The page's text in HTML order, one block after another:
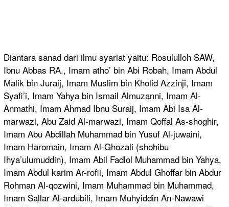
Diantara sanad dari ilmu syariat yaitu: Rosululloh SAW,
Ibnu Abbas RA., Imam atho’ bin Abi Robah, Imam Abdul
Malik bin Juraij, Imam Muslim bin Kholid Azzinji, Imam
Syafi’i, Imam Yahya bin Ismail Almuzanni, Imam Al-
Anmathi, Imam Ahmad Ibnu Suraij, Imam Abi Isa Al-
marwazi, Abu Zaid Al-marwazi, Imam Qoffal As-shoghir,
Imam Abu Abdillah Muhammad bin Yusuf Al-juwaini,
Imam Haromain, Imam Al-Ghozali (shohibu
Ihya’ulumuddin), Imam Abil Fadlol Muhammad bin Yahya,
Imam Abdul karim Ar-rofii, Imam Abdul Ghoffar bin Abdur
Rohman Al-qozwini, Imam Muhammad bin Muhammad,
Imam Sallar Al-ardubili, Imam Muhyiddin An-Nawawi